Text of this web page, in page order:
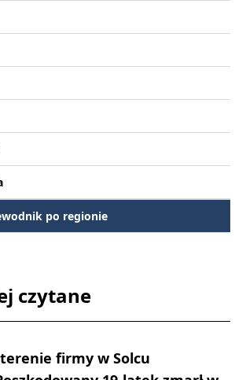
po regionie
czytane
firmy w Solcu